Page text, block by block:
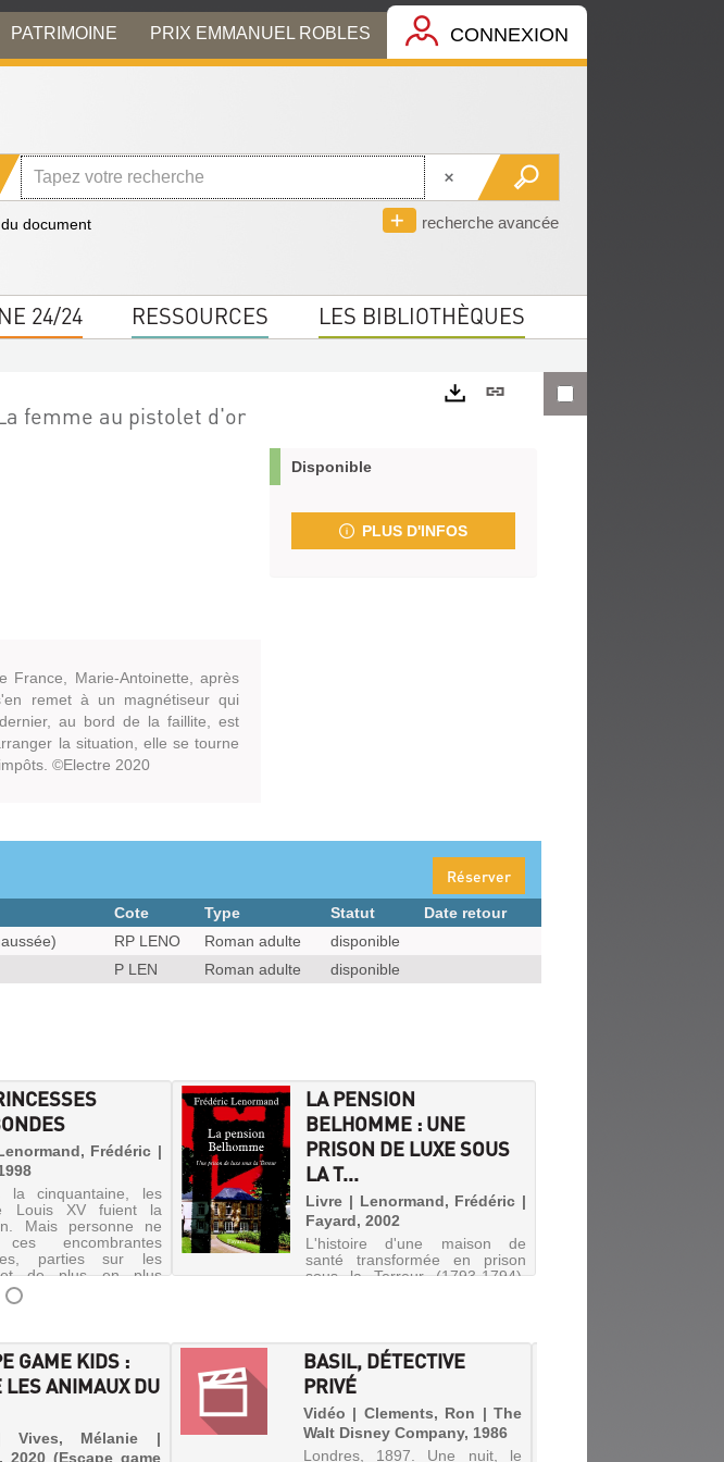
PATRIMOINE PRIX EMMANUEL ROBLES CONNEXION
recherche avancée
document
24/24 RESSOURCES LES BIBLIOTHÈQUES
femme au pistolet d'or
France, Marie-Antoinette, après
remet à un magnétiseur qui
au bord de la faillite, est
la situation, elle se tourne
©Electre 2020
Lien
Disponible
PLUS D'INFOS
Réserver
Cote Type Statut
Date retour
RP LENO Roman adulte
disponible
P LEN Roman adulte disponible
Frédéric |
la cinquantaine, les
Louis XV fuient la
Mais personne ne
encombrantes
parties sur les
de plus en plus
aux événements,
tragiques d'un
LA PENSION
BELHOMME : UNE
PRISON DE LUXE SOUS
LA T...
Livre | Lenormand, Frédéric |
Fayard, 2002
L'histoire d'une maison de
santé transformée en prison
sous la Terreur (1793-1794).
habituels du lieu. Le destin de
cent seize prisonniers, c...
GAME KIDS :
LES ANIMAUX DU
Vives, Mélanie |
2020 (Escape game
BASIL, DÉTECTIVE
PRIVÉ
Vidéo | Clements, Ron | The
Walt Disney Company, 1986
Londres, 1897. Une nuit, le